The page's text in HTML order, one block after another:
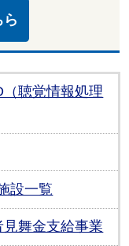
聴覚情報処理
設一覧
舞金支給事業